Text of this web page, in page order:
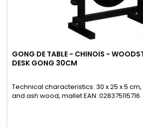
GONG DE TABLE - CHINOIS -
DESK GONG 30CM
Technical characteristics: 30 x 25 x 5
and ash wood, mallet EAN: 028375115716